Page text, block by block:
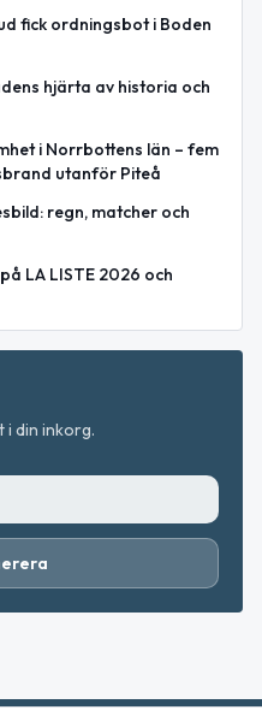
fick ordningsbot i Boden
hjärta av historia och
i Norrbottens län – fem
utanför Piteå
regn, matcher och
LA LISTE 2026 och
i din inkorg.